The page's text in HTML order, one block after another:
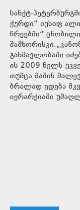
სანქტ-
ქურდი“ იუსიფ
წრეებში“
განმავლობაში
ის 2009 წელს
თუმცა მაშინ
ბრალად ედება
იერარქიაში